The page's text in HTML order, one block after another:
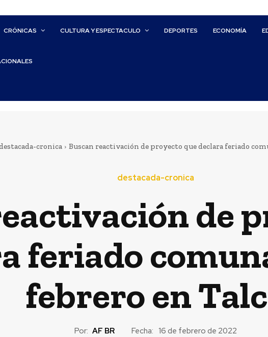
CRÓNICAS CULTURA Y ESPECTACULO DEPORTES ECONOMÍA
cronica Buscan reactivación de proyecto que declara feriado
destacada-cronica
de
feriado
febrero en
Por: AF BR Fecha: 16 de febrero de 2022